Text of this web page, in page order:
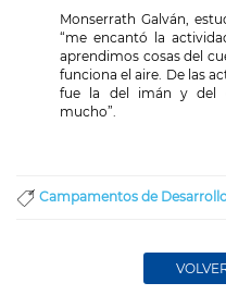
Monserrath Galván,
“me encantó la
aprendimos cosas del
funciona el aire. De las
fue la del imán y del
mucho”.
Campamentos de